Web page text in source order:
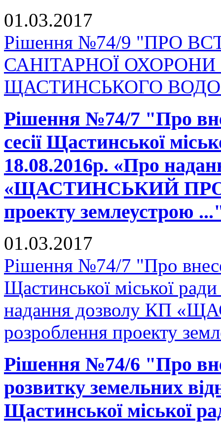
01.03.2017
Рішення №74/9 "ПРО
САНІТАРНОЇ
ЩАСТИНСЬКОГО
Рішення №74/7 "Про
сесії Щастинської
18.08.2016р. «Про
«ЩАСТИНСЬКИЙ
проекту землеустрою
01.03.2017
Рішення №74/7 "Про
Щастинської міської
надання дозволу КП
розроблення проекту
Рішення №74/6 "Про
розвитку земельних
Щастинської міської